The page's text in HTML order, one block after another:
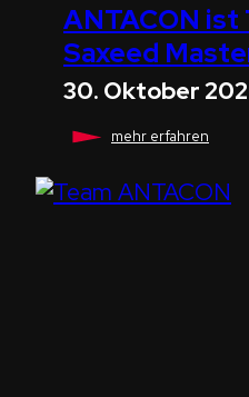
ANTACON
Saxeed
30. Oktober
mehr erfahrenist
der
ersten